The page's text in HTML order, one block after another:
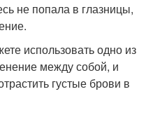
не попала в глазницы,
использовать одно из
между собой, и
густые брови в